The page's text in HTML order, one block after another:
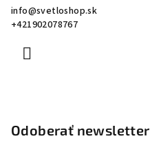
info@svetloshop.sk
+421902078767
Odoberať newsletter